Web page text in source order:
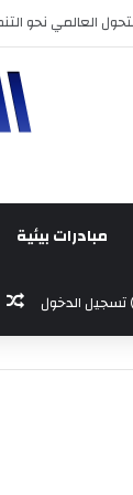
الضرر، دراسة
مبادرات بيئية
تسجيل الدخول